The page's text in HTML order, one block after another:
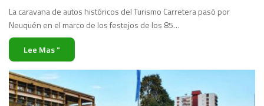
La caravana de autos históricos del Turismo Carretera pasó por
Neuquén en el marco de los festejos de los 85…
Lee Mas "